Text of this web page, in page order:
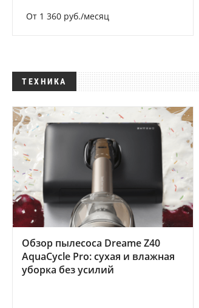
От 1 360 руб./месяц
ТЕХНИКА
Обзор пылесоса Dreame Z40
AquaCycle Pro: сухая и влажная
уборка без усилий